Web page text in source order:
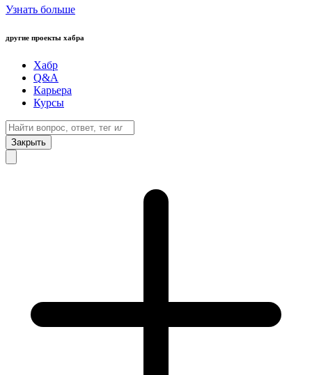
Узнать больше
другие проекты хабра
Хабр
Q&A
Карьера
Курсы
Закрыть